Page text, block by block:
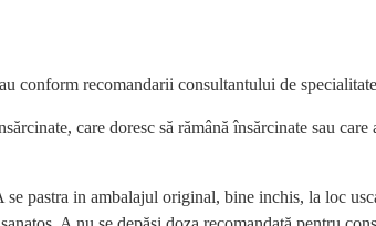
conform recomandarii consultantului de
care doresc să rămână însărcinate sau
pastra in ambalajul original, bine inchis, la loc